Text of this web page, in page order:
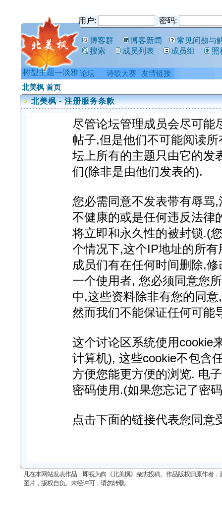
用户: 密码:
博客群 博客新闻
常见问题与
搜索
成员列表 成员组 照
树型主题—淡雅
北美枫 首页
北美枫 - 注册服务条款
尽管论坛管理成员会尽可能
帖子,但是他们不可能阅读
坛上所有的主题只由它的发
们(除非是由他们发表的).
您必需同意不发表带有辱骂
不健康的或是任何违反法律
将立即和永久性的被封锁.(
个情况下,这个IP地址的所
成员们有在任何时间删除,
一个使用者, 您必须同意您
中,这些资料除非有您的同
然而我们不能保证任何可能
这个讨论区系统使用cookie
计算机), 这些cookie不包含
方便您能更方便的浏览. 电
密码使用.(如果您忘记了密
点击下面的链接代表您同意
凡在本网站发表作品，即视为向《北美枫》杂志投稿。作品版权归原作者
图片，版权自负。未经许可，请勿转载。
论坛 诗歌大赛 友情链接